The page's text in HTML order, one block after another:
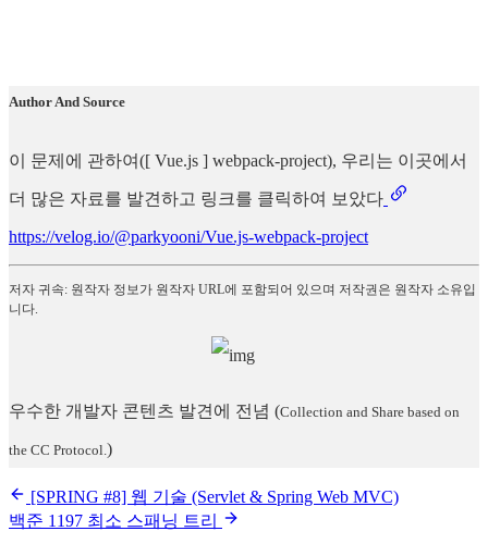
Author And Source
이 문제에 관하여([ Vue.js ] webpack-project), 우리는 이곳에서
더 많은 자료를 발견하고 링크를 클릭하여 보았다
https://velog.io/@parkyooni/Vue.js-webpack-project
저자 귀속: 원작자 정보가 원작자 URL에 포함되어 있으며 저작권은 원작자 소유입
니다.
우수한 개발자 콘텐츠 발견에 전념 (Collection and Share based on
the CC Protocol.)
[SPRING #8] 웹 기술 (Servlet & Spring Web MVC)
백준 1197 최소 스패닝 트리